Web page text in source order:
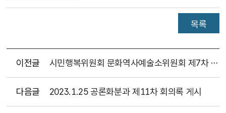
목록
이전글 시민행복위원회 문화역사예술소위원회 제7차 회의록(2022.11.23.)
다음글 2023.1.25 공론화분과 제11차 회의록 게시